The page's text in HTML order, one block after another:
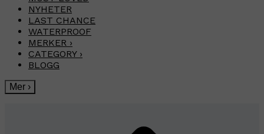
NYHETER
LAST CHANCE
WATERPROOF
MERKER ›
CATEGORY ›
BLOGG
Mer ›